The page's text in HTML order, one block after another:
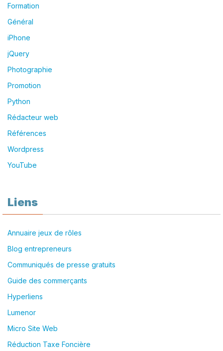
Formation
Général
iPhone
jQuery
Photographie
Promotion
Python
Rédacteur web
Références
Wordpress
YouTube
Liens
Annuaire jeux de rôles
Blog entrepreneurs
Communiqués de presse gratuits
Guide des commerçants
Hyperliens
Lumenor
Micro Site Web
Réduction Taxe Foncière